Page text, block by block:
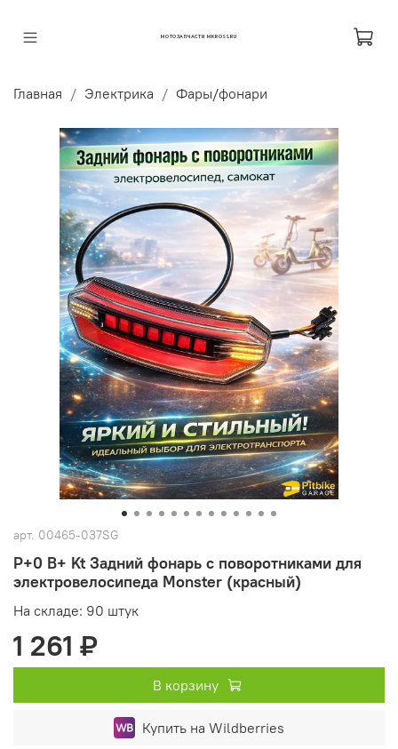
МОТОЗАПЧАСТИ MKROSS.RU
Главная Электрика Фары/фонари
арт. 00465-037SG
P+0 B+ Kt Задний фонарь с поворотниками для
электровелосипеда Monster (красный)
На складе: 90 штук
1 261 ₽
В корзину
Купить на Wildberries